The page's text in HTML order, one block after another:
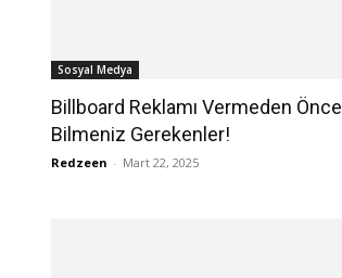
Sosyal Medya
Billboard Reklamı Vermeden Önce
Bilmeniz Gerekenler!
Redzeen - Mart 22, 2025